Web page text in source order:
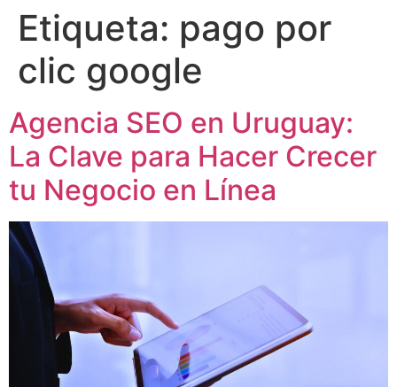
Etiqueta: pago por
clic google
Agencia SEO en Uruguay:
La Clave para Hacer Crecer
tu Negocio en Línea